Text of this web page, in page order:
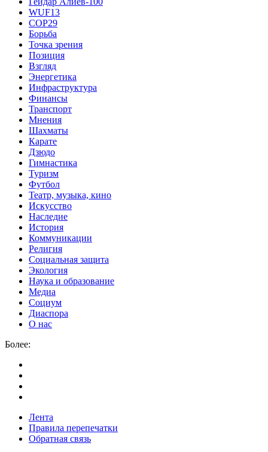
WUF13
COP29
Борьба
Точка зрения
Позиция
Взгляд
Энергетика
Инфраструктура
Финансы
Транспорт
Мнения
Шахматы
Карате
Дзюдо
Гимнастика
Туризм
Футбол
Театр, музыка, кино
Искусство
Наследие
История
Коммуникации
Религия
Социальная защита
Экология
Наука и образование
Медиа
Социум
Диаспора
О нас
Более:
Лента
Правила перепечатки
Обратная связь